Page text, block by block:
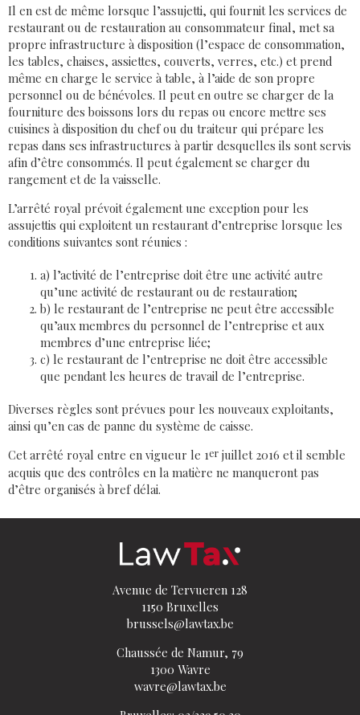
Il en est de même lorsque l’assujetti, qui fournit les services de
restaurant ou de restauration au consommateur final, met sa
propre infrastructure à disposition (l’espace de consommation,
les tables, chaises, assiettes, couverts, verres, etc.) et prend
même en charge le service à table, à l’aide de son propre
personnel ou de bénévoles. Il peut en outre se charger de la
fourniture des boissons lors du repas ou encore mettre ses
cuisines à disposition du chef ou du traiteur qui prépare les
repas dans ses infrastructures à partir desquelles ils sont servis
afin d’être consommés. Il peut également se charger du
rangement et de la vaisselle.
L’arrêté royal prévoit également une exception pour les
assujettis qui exploitent un restaurant d’entreprise lorsque les
conditions suivantes sont réunies :
a) l’activité de l’entreprise doit être une activité autre
qu’une activité de restaurant ou de restauration;
b) le restaurant de l’entreprise ne peut être accessible
qu’aux membres du personnel de l’entreprise et aux
membres d’une entreprise liée;
c) le restaurant de l’entreprise ne doit être accessible
que pendant les heures de travail de l’entreprise.
Diverses règles sont prévues pour les nouveaux exploitants,
ainsi qu’en cas de panne du système de caisse.
Cet arrêté royal entre en vigueur le 1er juillet 2016 et il semble
acquis que des contrôles en la matière ne manqueront pas
d’être organisés à bref délai.
Avenue de Tervueren 128
1150 Bruxelles
brussels@lawtax.be
Chaussée de Namur, 79
1300 Wavre
wavre@lawtax.be